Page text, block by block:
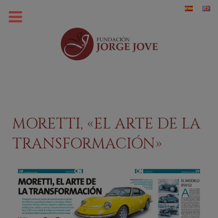
MORETTI, «EL ARTE DE LA
TRANSFORMACIÓN»